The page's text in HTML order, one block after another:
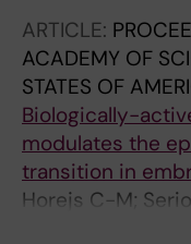
ARTICLE:
ACADEMY OF
STATES OF
Biologically-
modulates the
transition in
Horejs C-M;
Bertazzo S;